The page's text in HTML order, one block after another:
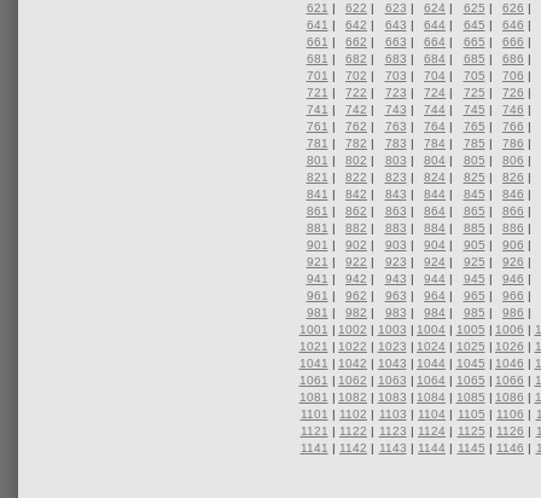
621 | 622 | 623 | 624 | 625 | 626 |
641 | 642 | 643 | 644 | 645 | 646 |
661 | 662 | 663 | 664 | 665 | 666 |
681 | 682 | 683 | 684 | 685 | 686 |
701 | 702 | 703 | 704 | 705 | 706 |
721 | 722 | 723 | 724 | 725 | 726 |
741 | 742 | 743 | 744 | 745 | 746 |
761 | 762 | 763 | 764 | 765 | 766 |
781 | 782 | 783 | 784 | 785 | 786 |
801 | 802 | 803 | 804 | 805 | 806 |
821 | 822 | 823 | 824 | 825 | 826 |
841 | 842 | 843 | 844 | 845 | 846 |
861 | 862 | 863 | 864 | 865 | 866 |
881 | 882 | 883 | 884 | 885 | 886 |
901 | 902 | 903 | 904 | 905 | 906 |
921 | 922 | 923 | 924 | 925 | 926 |
941 | 942 | 943 | 944 | 945 | 946 |
961 | 962 | 963 | 964 | 965 | 966 |
981 | 982 | 983 | 984 | 985 | 986 |
1001 | 1002 | 1003 | 1004 | 1005 | 1006 |
1021 | 1022 | 1023 | 1024 | 1025 | 1026 |
1041 | 1042 | 1043 | 1044 | 1045 | 1046 |
1061 | 1062 | 1063 | 1064 | 1065 | 1066 |
1081 | 1082 | 1083 | 1084 | 1085 | 1086 |
1101 | 1102 | 1103 | 1104 | 1105 | 1106 |
1121 | 1122 | 1123 | 1124 | 1125 | 1126 |
1141 | 1142 | 1143 | 1144 | 1145 | 1146 |